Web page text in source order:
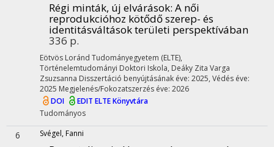
Régi minták, új elvárások: A női
reprodukcióhoz kötődő szerep- és
identitásváltások területi perspektívában
336 p.
Eötvös Loránd Tudományegyetem (ELTE),
Történelemtudományi Doktori Iskola, Deáky Zita Varga
Zsuzsanna Disszertáció benyújtásának éve: 2025, Védés éve:
2025 Megjelenés/Fokozatszerzés éve: 2026
DOI
EDIT ELTE Könyvtára
Tudományos
6 Svégel, Fanni